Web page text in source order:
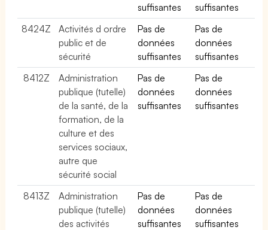
suffisantes
suffisantes
8424Z
Activités d ordre
public et de
sécurité
Pas de
données
suffisantes
Pas de
données
suffisantes
8412Z
Administration
publique (tutelle)
de la santé, de la
formation, de la
culture et des
services sociaux,
autre que
sécurité social
Pas de
données
suffisantes
Pas de
données
suffisantes
8413Z
Administration
publique (tutelle)
des activités
Pas de
données
suffisantes
Pas de
données
suffisantes